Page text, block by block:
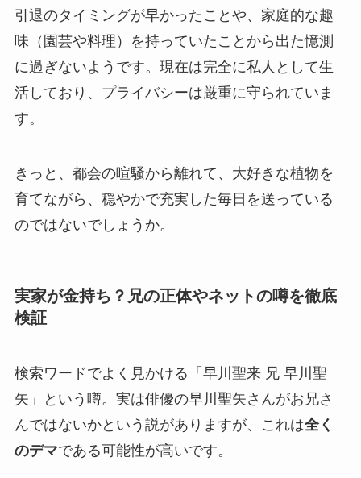
引退のタイミングが早かったことや、家庭的な趣
味（園芸や料理）を持っていたことから出た憶測
に過ぎないようです。現在は完全に私人として生
活しており、プライバシーは厳重に守られていま
す。
きっと、都会の喧騒から離れて、大好きな植物を
育てながら、穏やかで充実した毎日を送っている
のではないでしょうか。
実家が金持ち？兄の正体やネットの噂を徹底
検証
検索ワードでよく見かける「早川聖来 兄 早川聖
矢」という噂。実は俳優の早川聖矢さんがお兄さ
んではないかという説がありますが、これは全く
のデマである可能性が高いです。